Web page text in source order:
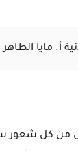
أ. مايا
من كل شعور